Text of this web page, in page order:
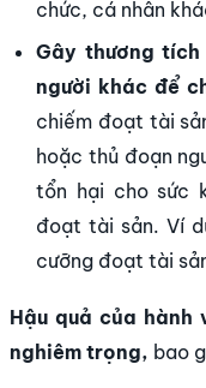
chức, cá nhân
Gây thương
người khác để
chiếm đoạt tài
hoặc thủ đoạn
tổn hại cho sức
đoạt tài sản. Ví
cưỡng đoạt tài
Hậu quả của
nghiêm trọng, bao